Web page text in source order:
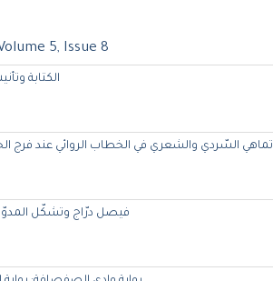
5, Issue 8
الكتابة
تماهي السّردي والشعري في الخطاب الروائي عند فرج
فيصل درّاج وتشكّل